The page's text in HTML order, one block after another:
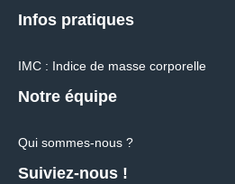
Infos pratiques
IMC : Indice de masse corporelle
Notre équipe
Qui sommes-nous ?
Suiviez-nous !